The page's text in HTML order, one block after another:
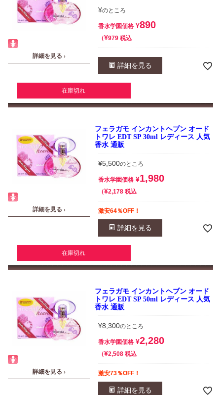
詳細を見る ›
¥のところ
香水学園価格 ¥890
¥979 税込
詳細を見る
在庫切れ
詳細を見る ›
フェラガモ インカントヘブン オード
トワレ EDT SP 30ml レディース 人気
香水 通販
¥5,500のところ
香水学園価格 ¥1,980
¥2,178 税込
激安64％OFF！
詳細を見る
在庫切れ
詳細を見る ›
フェラガモ インカントヘブン オード
トワレ EDT SP 50ml レディース 人気
香水 通販
¥8,300のところ
香水学園価格 ¥2,280
¥2,508 税込
激安73％OFF！
詳細を見る